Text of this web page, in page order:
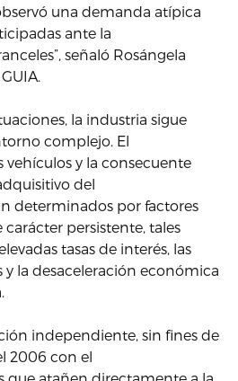
una demanda atípica
ante la
señaló Rosángela
la industria sigue
complejo. El
y la consecuente
del
determinados por factores
persistente, tales
tasas de interés, las
la desaceleración económica
independiente, sin fines de
2006 con el